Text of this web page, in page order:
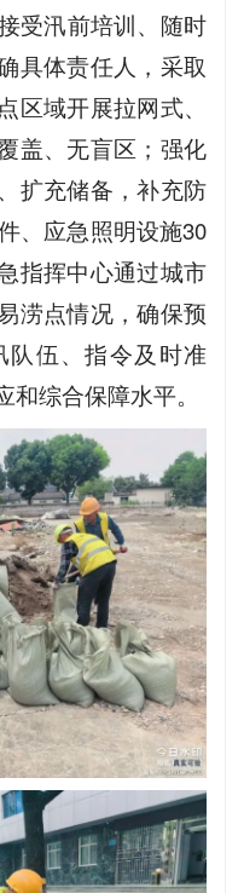
受汛前培训、随时
具体责任人，采取
区域开展拉网式、
盖、无盲区；强化
扩充储备，补充防
、应急照明设施30
指挥中心通过城市
涝点情况，确保预
队伍、指令及时准
综合保障水平。